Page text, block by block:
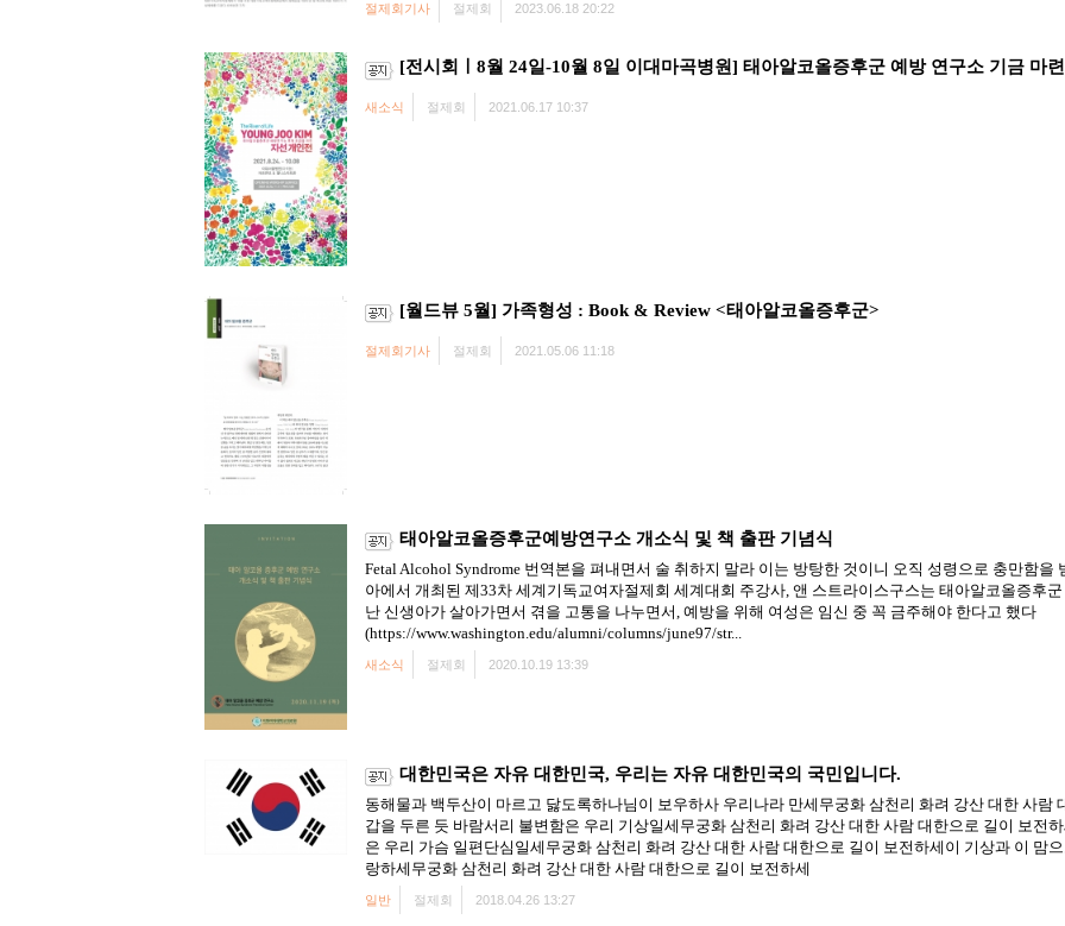
절제회기사 절제회 2023.06.18 20:22
[전시회ㅣ8월 24일-10월 8일 이대마곡병원] 태아알코올증후군 예방 연구소 기금 마
새소식 절제회 2021.06.17 10:37
[월드뷰 5월] 가족형성 : Book & Review <태아알코올증후군>
절제회기사 절제회 2021.05.06 11:18
태아알코올증후군예방연구소 개소식 및 책 출판 기념식
Fetal Alcohol Syndrome 번역본을 펴내면서 술 취하지 말라 이는 방탕한 것이니 오직 성령으로 충만함을
아에서 개최된 제33차 세계기독교여자절제회 세계대회 주강사, 앤 스트라이스구스는 태아알코올증후군
난 신생아가 살아가면서 겪을 고통을 나누면서, 예방을 위해 여성은 임신 중 꼭 금주해야 한다고 했다
(https://www.washington.edu/alumni/columns/june97/str...
새소식 절제회 2020.10.19 13:39
대한민국은 자유 대한민국, 우리는 자유 대한민국의 국민입니다.
동해물과 백두산이 마르고 닳도록하나님이 보우하사 우리나라 만세무궁화 삼천리 화려 강산 대한 사람
갑을 두른 듯 바람서리 불변함은 우리 기상일세무궁화 삼천리 화려 강산 대한 사람 대한으로 길이 보전
은 우리 가슴 일편단심일세무궁화 삼천리 화려 강산 대한 사람 대한으로 길이 보전하세이 기상과 이 맘
랑하세무궁화 삼천리 화려 강산 대한 사람 대한으로 길이 보전하세
일반 절제회 2018.04.26 13:27